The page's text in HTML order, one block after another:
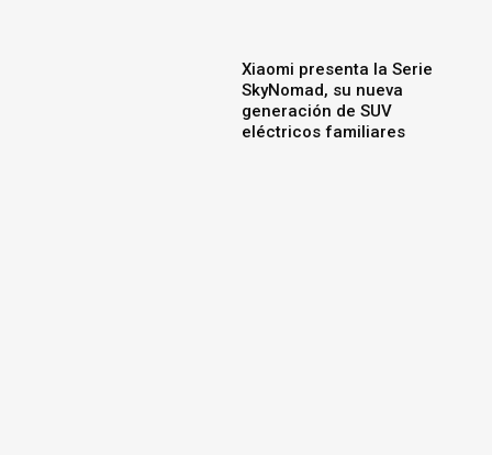
Xiaomi presenta la Serie
SkyNomad, su nueva
generación de SUV
eléctricos familiares